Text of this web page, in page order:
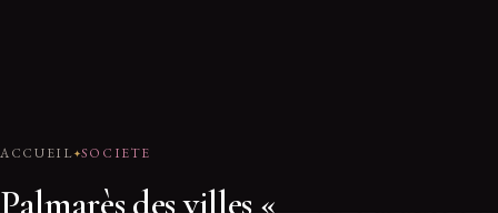
ACCUEIL SOCIETE
Palmarès des villes «